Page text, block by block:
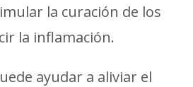
la curación de los
la inflamación.
ayudar a aliviar el